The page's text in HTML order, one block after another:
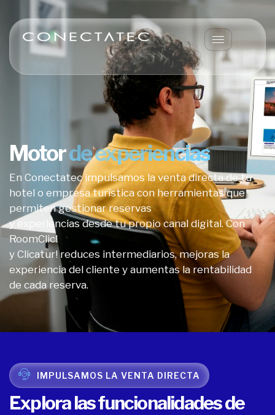
Motorde experiencias
En Conectatec impulsamos la venta directa de tu
hotel o empresa turística con herramientas que
permiten gestionar reservas
y experiencias desde tu propio canal digital. Con
RoomClic!
y Clicatur! reduces intermediarios, mejoras la
experiencia del cliente y aumentas la rentabilidad
de cada reserva.
IMPULSAMOS LA VENTA DIRECTA
Explora las funcionalidades de